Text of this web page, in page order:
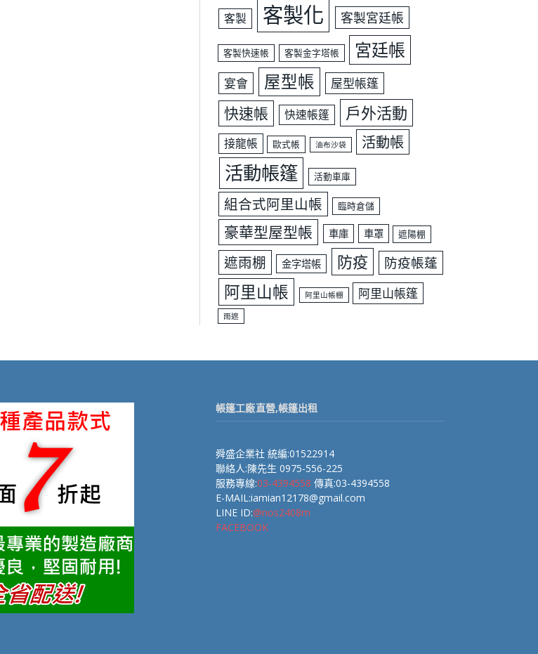
客製 客製化 客製宮廷帳
客製快速帳 客製金字塔帳 宮廷帳
宴會 屋型帳 屋型帳篷
快速帳 快速帳篷 戶外活動
接龍帳 歐式帳 油布沙袋 活動帳
活動帳篷 活動車庫
組合式阿里山帳 臨時倉儲
豪華型屋型帳 車庫 車罩 遮陽棚
遮雨棚 金字塔帳 防疫 防疫帳蓬
阿里山帳 阿里山帳棚 阿里山帳篷
雨遮
帳篷工廠直營,帳篷出租
舜盛企業社 統編:01522914
聯絡人:陳先生 0975-556-225
服務專線:03-4394558 傳真:03-4394558
E-MAIL:iamian12178@gmail.com
LINE ID:@nos2408m
FACEBOOK